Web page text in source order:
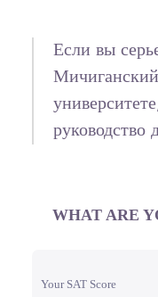
Если вы
руководство
WHAT ARE
Your SAT Score